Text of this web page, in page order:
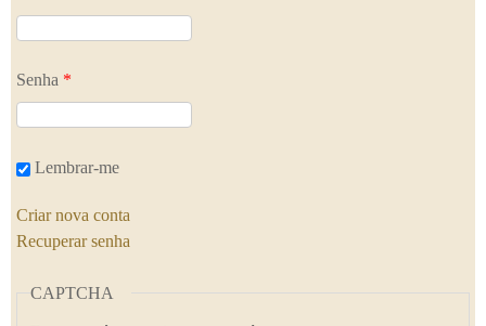
Senha *
Lembrar-me
Criar nova conta
Recuperar senha
CAPTCHA